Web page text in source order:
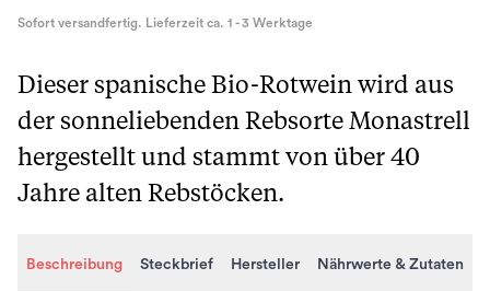
Sofort versandfertig. Lieferzeit ca. 1 - 3 Werktage
Dieser spanische Bio-Rotwein wird aus
der sonneliebenden Rebsorte Monastrell
hergestellt und stammt von über 40
Jahre alten Rebstöcken.
Beschreibung Steckbrief Hersteller Nährwerte & Zutaten